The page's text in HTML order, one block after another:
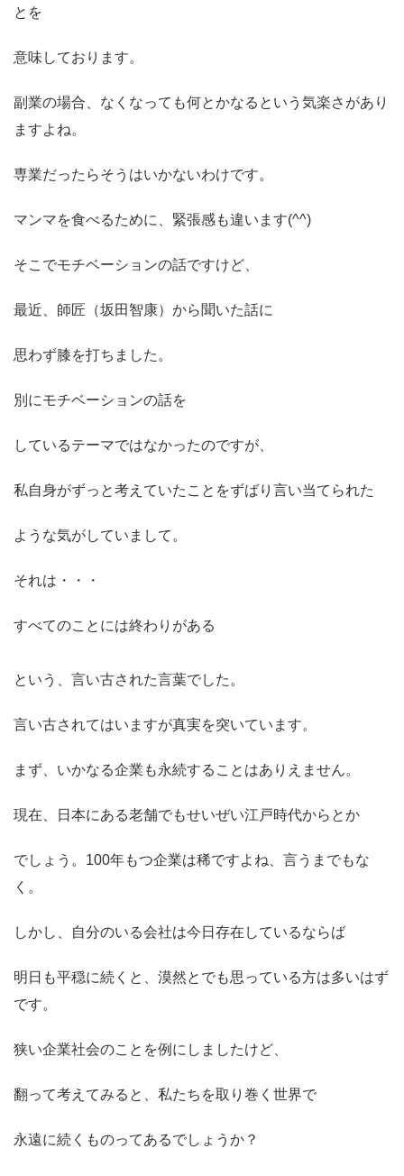
とを
意味しております。
副業の場合、なくなっても何とかなるという気楽さがあり
ますよね。
専業だったらそうはいかないわけです。
マンマを食べるために、緊張感も違います(^^)
そこでモチベーションの話ですけど、
最近、師匠（坂田智康）から聞いた話に
思わず膝を打ちました。
別にモチベーションの話を
しているテーマではなかったのですが、
私自身がずっと考えていたことをずばり言い当てられた
ような気がしていまして。
それは・・・
すべてのことには終わりがある
という、言い古された言葉でした。
言い古されてはいますが真実を突いています。
まず、いかなる企業も永続することはありえません。
現在、日本にある老舗でもせいぜい江戸時代からとか
でしょう。100年もつ企業は稀ですよね、言うまでもな
く。
しかし、自分のいる会社は今日存在しているならば
明日も平穏に続くと、漠然とでも思っている方は多いはず
です。
狭い企業社会のことを例にしましたけど、
翻って考えてみると、私たちを取り巻く世界で
永遠に続くものってあるでしょうか？